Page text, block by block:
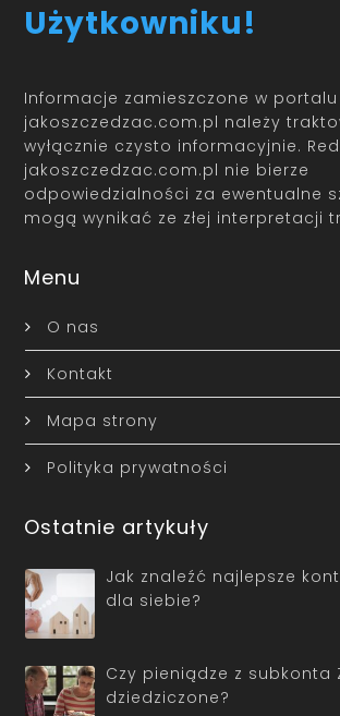
Użytkowniku!
Informacje zamieszczone w portalu
jakoszczedzac.com.pl należy
wyłącznie czysto informacyjnie.
jakoszczedzac.com.pl nie bierze
odpowiedzialności za ewentualne
mogą wynikać ze złej interpretacji
Menu
O nas
Kontakt
Mapa strony
Polityka prywatności
Ostatnie artykuły
Jak znaleźć najlepsze
dla siebie?
Czy pieniądze z subkonta
dziedziczone?